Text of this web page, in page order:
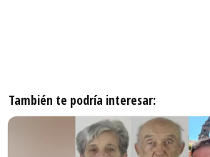
También te podría interesar: